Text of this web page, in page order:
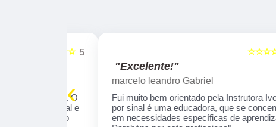
5
☆☆☆☆☆
"Excelente!"
marcelo leandro Gabriel
Fui muito bem orientado pela Instrutora Ivone,
por sinal é uma educadora, que se concentra
em necessidades específicas de aprendizado,
‹